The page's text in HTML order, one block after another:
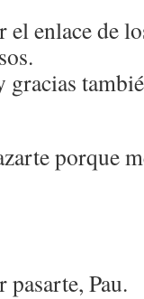
el enlace de
gracias
porque
Pau.